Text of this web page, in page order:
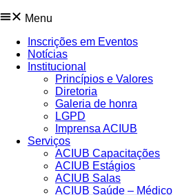
Menu
Inscrições em Eventos
Notícias
Institucional
Princípios e Valores​
Diretoria
Galeria de honra
LGPD
Imprensa ACIUB
Serviços
ACIUB Capacitações
ACIUB Estágios
ACIUB Salas
ACIUB Saúde – Médico